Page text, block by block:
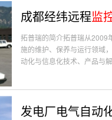
成都经纬远程监
拓普瑞的简介拓普瑞从2009
施的维护、保养与运行领域
动化与信息化技术、产品与
发电厂电气自动